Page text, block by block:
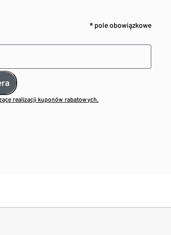
* pole obowiązkowe
realizacji kuponów rabatowych.